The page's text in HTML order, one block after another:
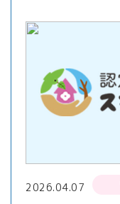
2026.04.07